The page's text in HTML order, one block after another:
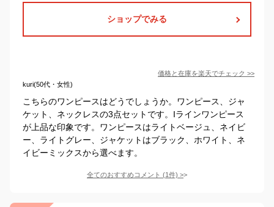
ショップでみる
価格と在庫を楽天でチェック >>
kuri(50代・女性)
こちらのワンピースはどうでしょうか。ワンピース、ジャ
ケット、ネックレスの3点セットです。Iラインワンピース
が上品な印象です。ワンピースはライトベージュ、ネイビ
ー、ライトグレー、ジャケットはブラック、ホワイト、ネ
イビーミックスから選べます。
全てのおすすめコメント (1件) >